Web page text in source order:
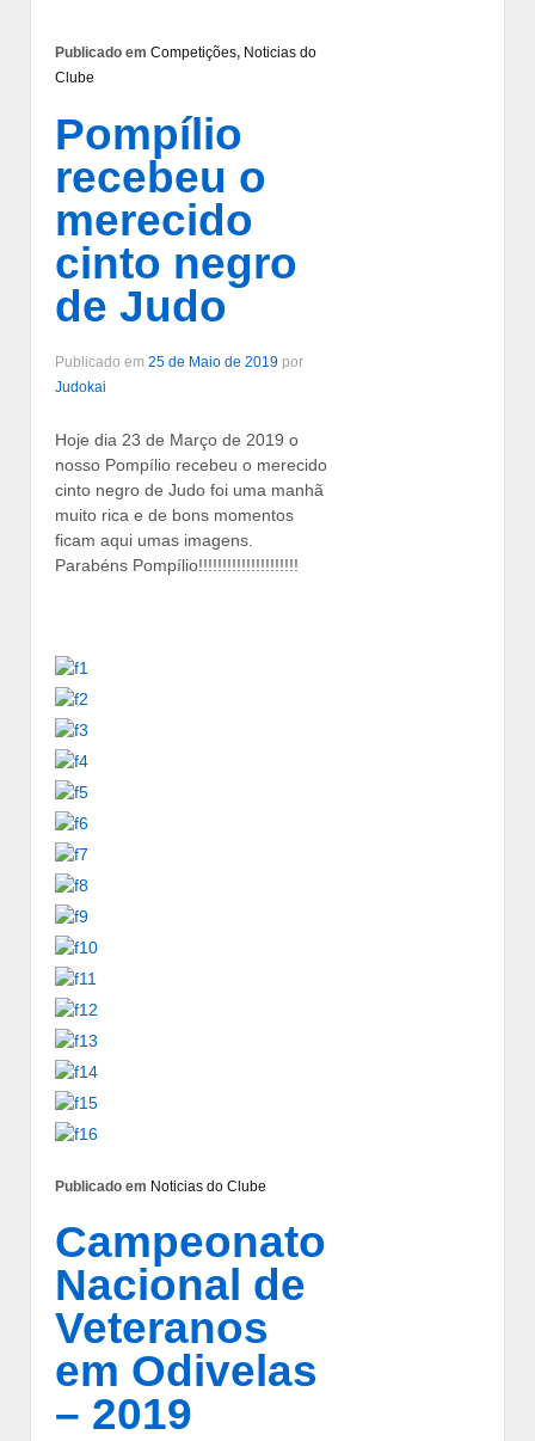
Publicado em Competições, Noticias do
Clube
Pompílio
recebeu o
merecido
cinto negro
de Judo
Publicado em 25 de Maio de 2019 por
Judokai
Hoje dia 23 de Março de 2019 o
nosso Pompílio recebeu o merecido
cinto negro de Judo foi uma manhã
muito rica e de bons momentos
ficam aqui umas imagens.
Parabéns Pompílio!!!!!!!!!!!!!!!!!!!!!
Publicado em Noticias do Clube
Campeonato
Nacional de
Veteranos
em Odivelas
– 2019